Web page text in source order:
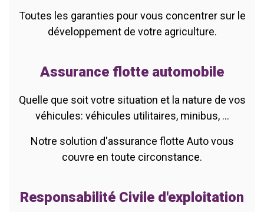
Toutes les garanties pour vous concentrer sur le
développement de votre agriculture.
Assurance flotte automobile
Quelle que soit votre situation et la nature de vos
véhicules: véhicules utilitaires, minibus, ...
Notre solution d'assurance flotte Auto vous
couvre en toute circonstance.
Responsabilité Civile d'exploitation